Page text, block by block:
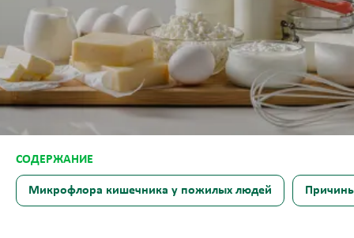
Микрофлора кишечника у пожилых людей